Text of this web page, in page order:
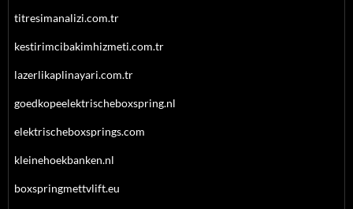
titresimanalizi.com.tr
kestirimcibakimhizmeti.com.tr
lazerlikaplinayari.com.tr
goedkopeelektrischeboxspring.nl
elektrischeboxsprings.com
kleinehoekbanken.nl
boxspringmettvlift.eu